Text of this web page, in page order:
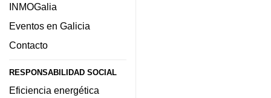
INMOGalia
Eventos en Galicia
Contacto
RESPONSABILIDAD SOCIAL
Eficiencia energética